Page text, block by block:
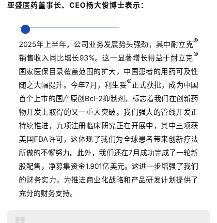
亚盛医药董事长、CEO杨大俊博士表示：
2025年上半年，公司业务发展势头强劲，其中耐立克®
销售收入同比增长93%。这一显著增长得益于耐立克®
国家医保目录覆盖范围的扩大，中国患者的用药可及性
随之大幅提升。今年7月，利生妥®正式获批，成为中国
首个上市的国产原创Bcl-2抑制剂，标志着我们在创新药
物开发上取得的又一重大突破。我们强大的管线开发正
持续推进，九项注册临床研究正在开展中，其中三项获
美国FDA许可，这体现了我们为全球患者带来创新疗法
所做的不懈努力。此外，我们还在7月成功完成了一轮新
股配售，净募集资金1.901亿美元。这进一步增强了我们
的财务实力，为推进商业化战略和产品研发计划提供了
充分的财务支持。